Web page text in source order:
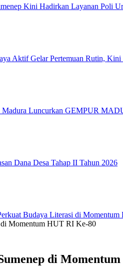
Kini Hadirkan Layanan Poli
Aktif Gelar Pertemuan Rutin,
Madura Luncurkan GEMPUR
Dana Desa Tahap II Tahun 2026
Budaya Literasi di
Momentum HUT RI Ke-80
di